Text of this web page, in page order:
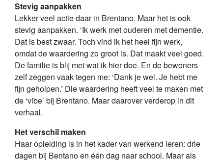
Stevig aanpakken
Lekker veel actie daar in Brentano. Maar het is ook
stevig aanpakken. ‘Ik werk met ouderen met dementie.
Dat is best zwaar. Toch vind ik het heel fijn werk,
omdat de waardering zo groot is. Dat maakt veel goed.
De familie is blij met wat ik hier doe. En de bewoners
zelf zeggen vaak tegen me: ‘Dank je wel. Je hebt me
fijn geholpen.’ Die waardering heeft veel te maken met
de ‘vibe’ bij Brentano. Maar daarover verderop in dit
verhaal.
Het verschil maken
Haar opleiding is in het kader van werkend leren: drie
dagen bij Bentano en één dag naar school. Maar als